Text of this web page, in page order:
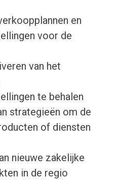
en
voor de
van het
te behalen
strategieën om de
of diensten
nieuwe zakelijke
in de regio